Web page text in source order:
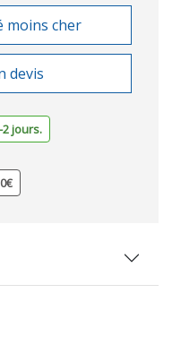
moins cher
devis
jours.